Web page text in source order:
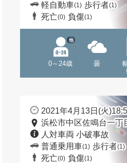
軽自動車(1) 歩行者(1)
死亡(0) 負傷(1)
0～24歳
他
曇
2021年4月13日(火
浜松市中区佐鳴台一丁
人対車両 小破事故
普通乗用車(1) 歩行者(1)
死亡(0) 負傷(1)